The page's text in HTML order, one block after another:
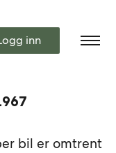
inn
bil er omtrent